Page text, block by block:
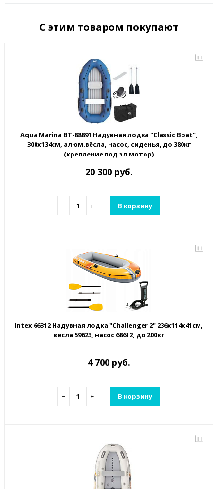
С этим товаром покупают
Aqua Marina BT-88891 Надувная лодка "Classic Boat",
300х134см, алюм.вёсла, насос, сиденья, до 380кг
(крепление под эл.мотор)
20 300 руб.
− + В корзину
Intex 66312 Надувная лодка "Challenger 2" 236х114х41см,
вёсла 59623, насос 68612, до 200кг
4 700 руб.
− + В корзину